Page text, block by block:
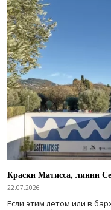
Краски Матисса, линии
22.07.2026
Если этим летом или в